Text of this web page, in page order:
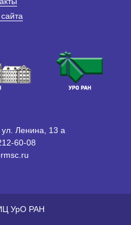
ул. Ленина, 13 а
60-08
УрО РАН